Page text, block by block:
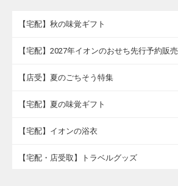
【宅配】秋の味覚ギフト
【宅配】2027年イオンのおせち先行予約販売
【店受】夏のごちそう特集
【宅配】夏の味覚ギフト
【宅配】イオンの浴衣
【宅配・店受取】トラベルグッズ